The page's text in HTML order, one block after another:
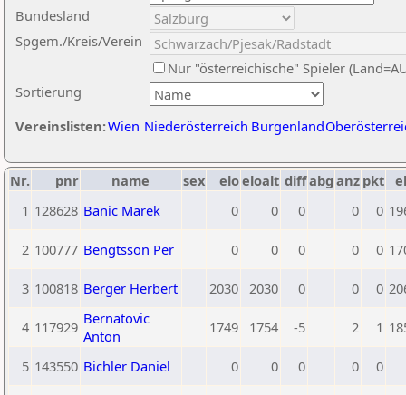
Sortierung
Bundesland
Spgem./Kreis/Verein
Nur "österreichische" Spieler
Vereinslisten:Wien Niederösterreich Burgenland
Nr. pnr name sex eloeloalt diffabg anz pkt
1 128628 Banic Marek 0 0 0 0 0
2 100777 Bengtsson Per 0 0 0 0 0
3 100818 Berger Herbert 2030 2030 0 0 0
4 117929 Bernatovic
Anton
1749 1754 -5 2 1
5 143550 Bichler Daniel 0 0 0 0 0